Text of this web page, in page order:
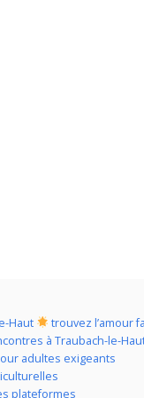
Haut
trouvez l’amour
à Traubach-le-
adultes exigeants
plateformes